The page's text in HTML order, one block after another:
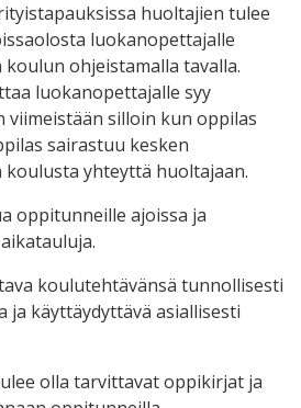
huoltajien tulee
luokanopettajalle
ohjeistamalla tavalla.
luokanopettajalle syy
viimeistään silloin kun oppilas
sairastuu kesken
yhteyttä huoltajaan.
oppitunneille ajoissa ja
koulutehtävänsä tunnollisesti
ja käyttäydyttävä asiallisesti
olla tarvittavat oppikirjat ja